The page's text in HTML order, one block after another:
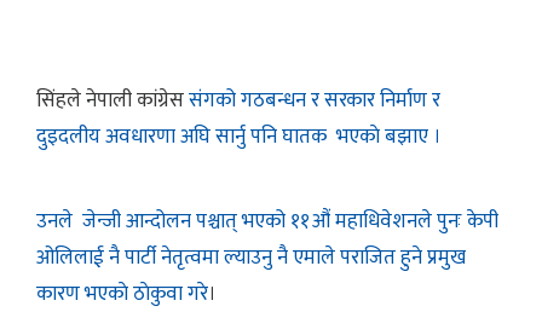
सिंहले नेपाली कांग्रेससंगको गठबन्धन र सरकार निर्माण र
दुइदलीय अवधारणा अघि सार्नु पनि घातक भएकाे बझाए ।
उनले जेन्जी आन्दोलन पश्चात् भएको ११औं महाधिवेशनले पुनः केपी
ओलिलाई नै पार्टी नेतृत्वमा ल्याउनु नै एमाले पराजित हुने प्रमुख
कारण भएकाे ठाेकुवा गरे।